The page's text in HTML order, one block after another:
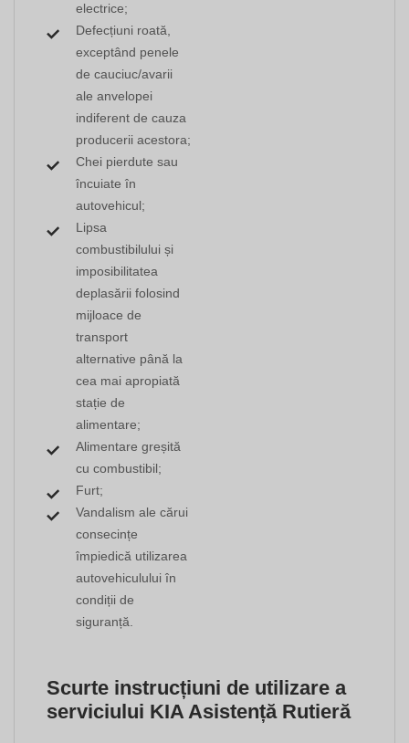
electrice;
Defecțiuni roată,
exceptând penele
de cauciuc/avarii
ale anvelopei
indiferent de cauza
producerii acestora;
Chei pierdute sau
încuiate în
autovehicul;
Lipsa
combustibilului și
imposibilitatea
deplasării folosind
mijloace de
transport
alternative până la
cea mai apropiată
stație de
alimentare;
Alimentare greșită
cu combustibil;
Furt;
Vandalism ale cărui
consecințe
împiedică utilizarea
autovehiculului în
condiții de
siguranță.
Scurte instrucțiuni de utilizare a
serviciului KIA Asistență Rutieră